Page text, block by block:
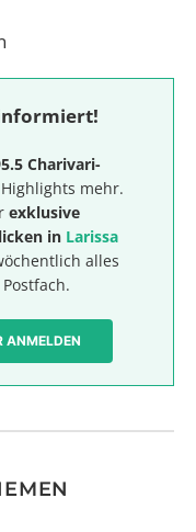
Charivari-
mehr.
exklusive
in Larissa
alles
ANMELDEN